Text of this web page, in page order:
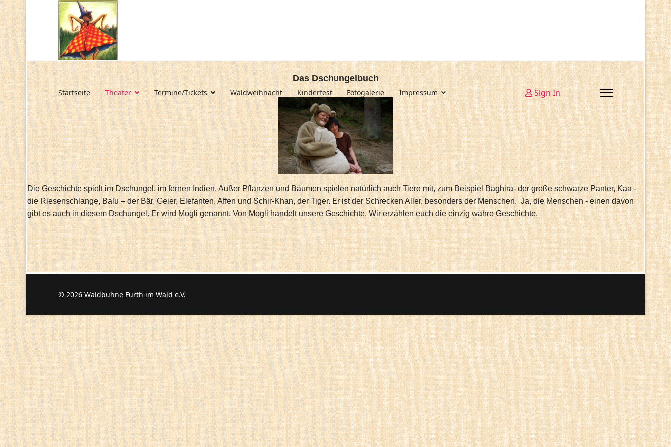
Startseite Theater Termine/Tickets Waldweihnacht Kinderfest Fotogalerie Impressum Sign In
Das Dschungelbuch
Die Geschichte spielt im Dschungel, im fernen Indien. Außer Pflanzen und Bäumen spielen natürlich auch Tiere mit, zum Beispiel Baghira- der große schwarze Panter, Kaa -
die Riesenschlange, Balu – der Bär, Geier, Elefanten, Affen und Schir-Khan, der Tiger. Er ist der Schrecken Aller, besonders der Menschen. Ja, die Menschen - einen davon
gibt es auch in diesem Dschungel. Er wird Mogli genannt. Von Mogli handelt unsere Geschichte. Wir erzählen euch die einzig wahre Geschichte.
© 2026 Waldbühne Furth im Wald e.V.